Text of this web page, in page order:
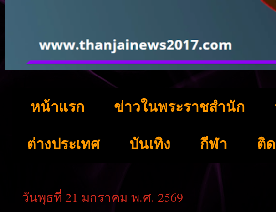
หน้าแรก ข่าวในพระราชสำนัก
ต่างประเทศ บันเทิง กีฬา ติ
วันพุธที่ 21 มกราคม พ.ศ. 2569